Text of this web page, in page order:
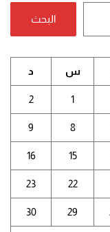
البحث
س د
1
2
8
9
15
16
22
23
29
30